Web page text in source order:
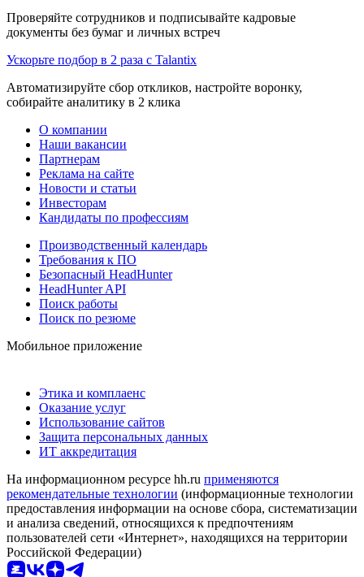
Проверяйте сотрудников и подписывайте кадровые
документы без бумаг и личных встреч
Ускорьте подбор в 2 раза с Talantix
Автоматизируйте сбор откликов, настройте воронку,
собирайте аналитику в 2 клика
О компании
Наши вакансии
Партнерам
Реклама на сайте
Новости и статьи
Инвесторам
Кандидаты по профессиям
Производственный календарь
Требования к ПО
Безопасный HeadHunter
HeadHunter API
Поиск работы
Поиск по резюме
Мобильное приложение
Этика и комплаенс
Оказание услуг
Использование сайтов
Защита персональных данных
ИТ аккредитация
На информационном ресурсе hh.ru применяются
рекомендательные технологии (информационные технологии
предоставления информации на основе сбора, систематизации
и анализа сведений, относящихся к предпочтениям
пользователей сети «Интернет», находящихся на территории
Российской Федерации)